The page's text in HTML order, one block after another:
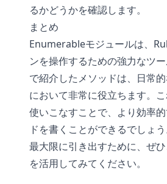
るかどうかを確認します。
まとめ
Enumerableモジュールは、
ンを操作するための強力なツ
で紹介したメソッドは、日常
において非常に役立ちます。
使いこなすことで、より効率
ドを書くことができるでしょ
最大限に引き出すために、ぜ
を活用してみてください。